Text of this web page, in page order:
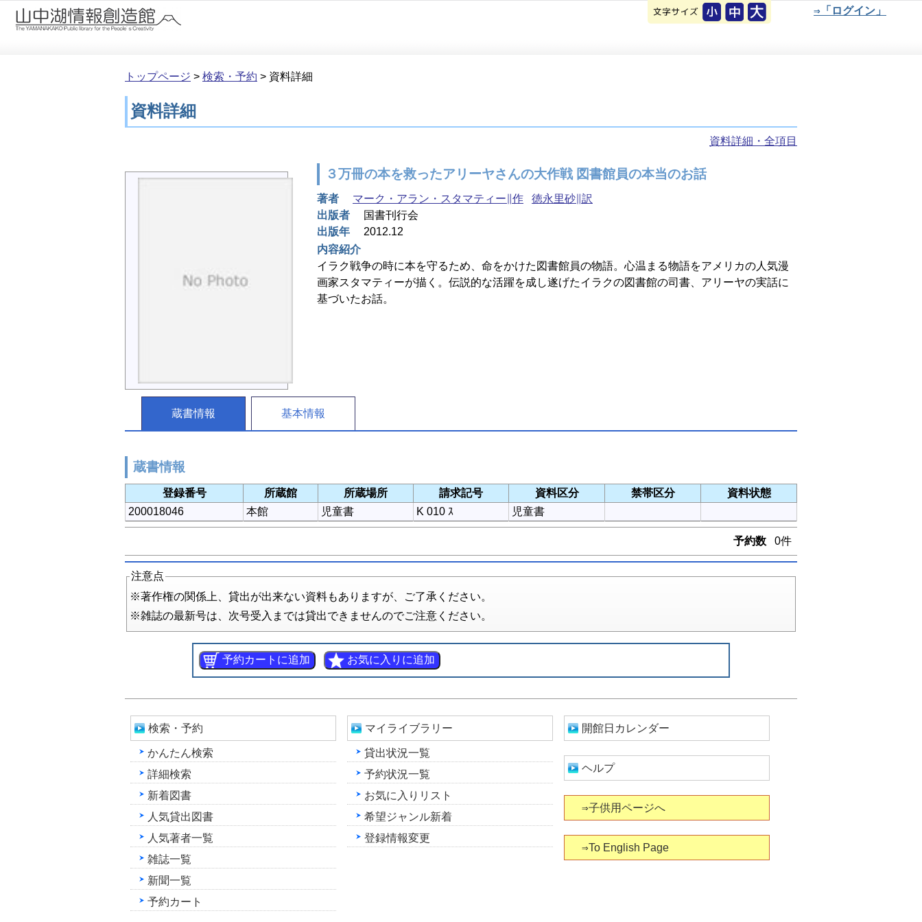
本文へ移動 ⇒「ログイン」
トップページ > 検索・予約 > 資料詳細
資料詳細
資料詳細・全項目
３万冊の本を救ったアリーヤさんの大作戦 図書館員の本当のお話
著者 マーク・アラン・スタマティー∥作
徳永里砂∥訳
出版者
国書刊行会
出版年
2012.12
内容紹介
イラク戦争の時に本を守るため、命をかけた図書館員の物語。心温まる物語をアメリカの人気漫
画家スタマティーが描く。伝説的な活躍を成し遂げたイラクの図書館の司書、アリーヤの実話に
基づいたお話。
蔵書情報 基本情報
蔵書情報
登録番号 所蔵館 所蔵場所 請求記号 資料区分 禁帯区分
資料状態
200018046
本館 児童書 K 010 ｽ 児童書
予約数 0件
注意点
※著作権の関係上、貸出が出来ない資料もありますが、ご了承ください。
※雑誌の最新号は、次号受入までは貸出できませんのでご注意ください。
検索・予約
かんたん検索
詳細検索
新着図書
人気貸出図書
人気著者一覧
雑誌一覧
新聞一覧
予約カート
マイライブラリー
貸出状況一覧
予約状況一覧
お気に入りリスト
希望ジャンル新着
登録情報変更
開館日カレンダー
ヘルプ
⇒子供用ページへ
⇒To English Page